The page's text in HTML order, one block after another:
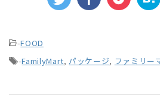
-FOOD
-FamilyMart,パッケージ, ファミリー